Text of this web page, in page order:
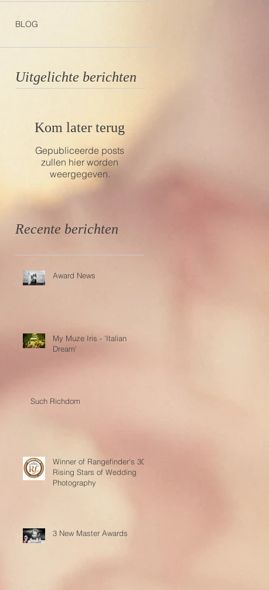
BLOG
Uitgelichte berichten
Kom later terug
Gepubliceerde posts
zullen hier worden
weergegeven.
Recente berichten
Award News
My Muze Iris - 'Italian
Dream'
Such Richdom
Winner of Rangefinder's 30
Rising Stars of Wedding
Photography
3 New Master Awards